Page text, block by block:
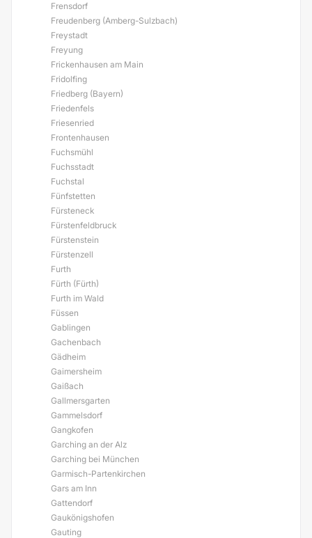
Frensdorf
Freudenberg (Amberg-Sulzbach)
Freystadt
Freyung
Frickenhausen am Main
Fridolfing
Friedberg (Bayern)
Friedenfels
Friesenried
Frontenhausen
Fuchsmühl
Fuchsstadt
Fuchstal
Fünfstetten
Fürsteneck
Fürstenfeldbruck
Fürstenstein
Fürstenzell
Furth
Fürth (Fürth)
Furth im Wald
Füssen
Gablingen
Gachenbach
Gädheim
Gaimersheim
Gaißach
Gallmersgarten
Gammelsdorf
Gangkofen
Garching an der Alz
Garching bei München
Garmisch-Partenkirchen
Gars am Inn
Gattendorf
Gaukönigshofen
Gauting